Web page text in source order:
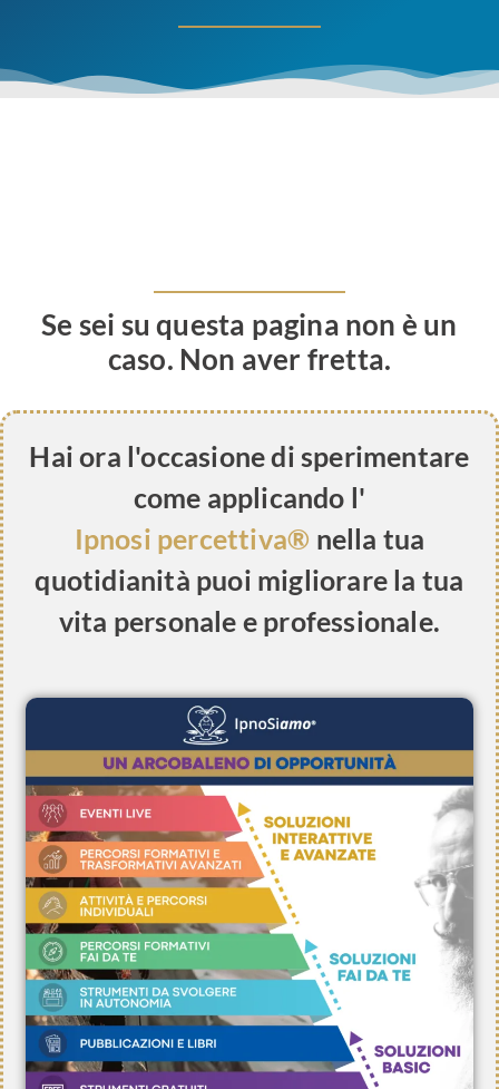
Se sei su questa pagina non è un
caso. Non aver fretta.
Hai ora l'occasione di sperimentare
come applicando l'
Ipnosi percettiva® nella tua
quotidianità puoi migliorare la tua
vita personale e professionale.